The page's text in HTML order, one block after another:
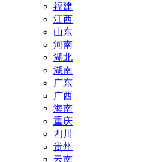
福建
江西
山东
河南
湖北
湖南
广东
广西
海南
重庆
四川
贵州
云南